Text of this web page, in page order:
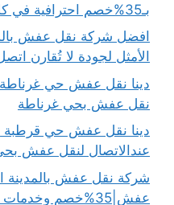
بـ35%خصم احترافية في كل خطوة اتصل بنا الان
الأمثل لجودة لا تُقارن
نقل عفش بحي غرناطة
عندالاتصال لنقل عفش
عفش|35%خصم وخدمات احترافية اتصل الان